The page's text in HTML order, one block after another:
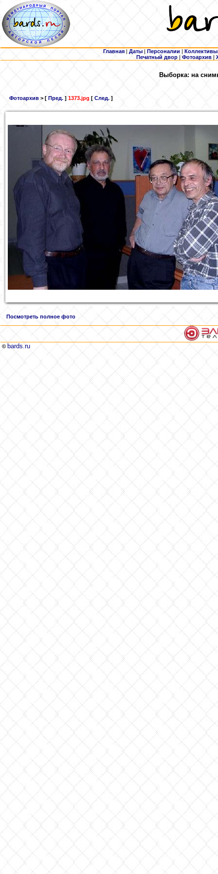
Главная | Даты | Персоналии | Коллективы
Печатный двор |Фотоархив |
Выборка: на
Фотоархив > [ Пред. ] 1373.jpg [След. ]
Посмотреть полное фото
© bards.ru